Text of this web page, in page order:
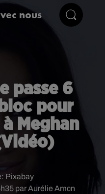
nous
passe 6
pour
Meghan
par Aurélie Amcn
Pixabay